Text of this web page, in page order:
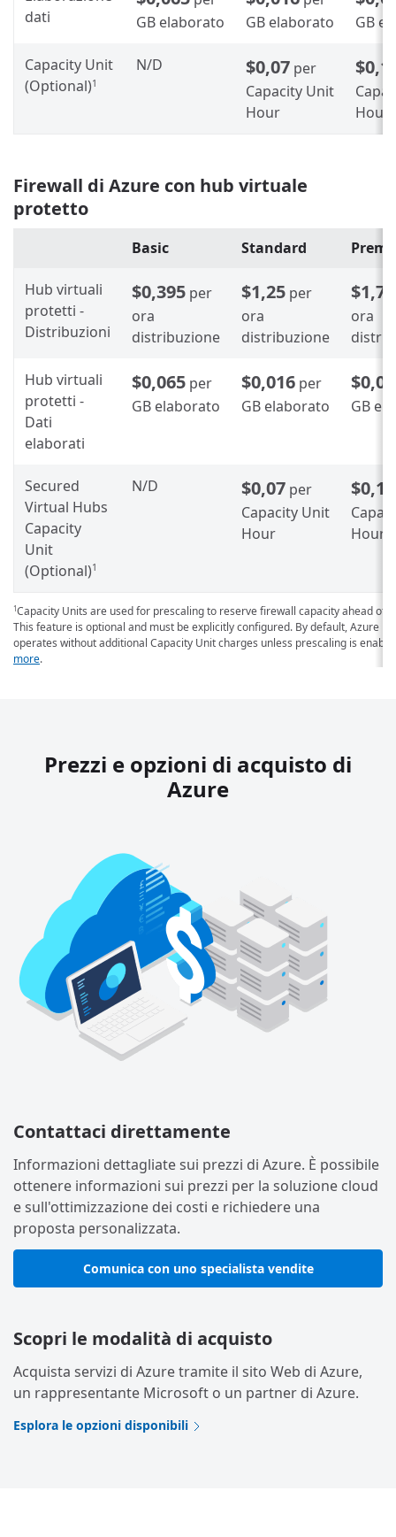
dati
GB elaborato
GB elaborato
GB
Capacity Unit
(Optional)1
N/D $0,07 per
Capacity Unit
Hour
Hour
Firewall di Azure con hub virtuale
protetto
1 Capacity Units are used for prescaling to reserve firewall capacity ahead of
This feature is optional and must be explicitly configured. By default, Azure
operates without additional Capacity Unit charges unless prescaling is
more.
Basic Standard
Hub virtuali
protetti -
Distribuzioni
$0,395 per
ora
distribuzione
$1,25 per
ora
distribuzione
$1,75
ora
Hub virtuali
protetti -
Dati
elaborati
$0,065 per
GB elaborato
$0,016 per
GB elaborato
GB
Secured
Virtual Hubs
Capacity
Unit
(Optional)1
N/D $0,07 per
Capacity Unit
Hour
$0,11
Hour
Prezzi e opzioni di acquisto di
Azure
Contattaci direttamente
Informazioni dettagliate sui prezzi di Azure. È possibile
ottenere informazioni sui prezzi per la soluzione cloud
e sull'ottimizzazione dei costi e richiedere una
proposta personalizzata.
Comunica con uno specialista vendite
Scopri le modalità di acquisto
Acquista servizi di Azure tramite il sito Web di Azure,
un rappresentante Microsoft o un partner di Azure.
Esplora le opzioni disponibili